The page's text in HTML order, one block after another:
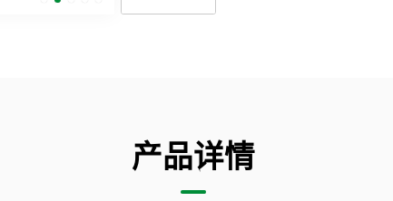
产品详情